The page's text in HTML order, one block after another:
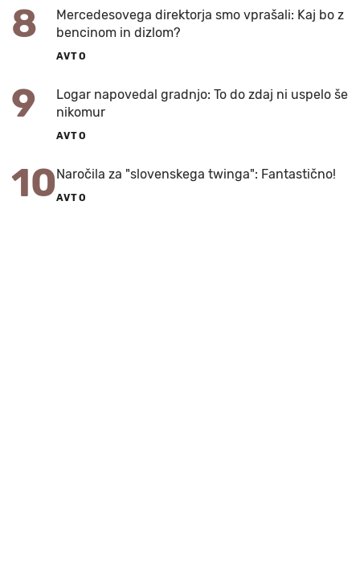
8
Mercedesovega direktorja smo vprašali: Kaj bo z
bencinom in dizlom?
AVTO
9
Logar napovedal gradnjo: To do zdaj ni uspelo še
nikomur
AVTO
10 Naročila za "slovenskega twinga": Fantastično!
AVTO